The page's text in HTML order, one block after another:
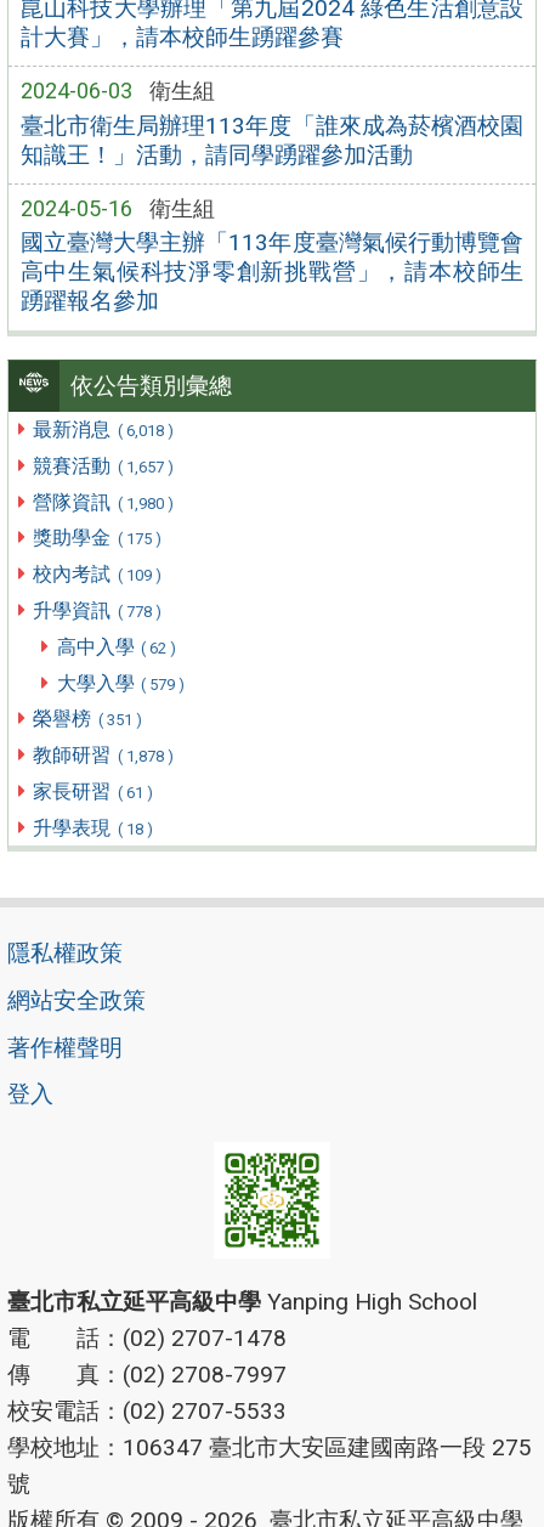
崑山科技大學辦理「第九屆2024 綠色生活創意設
計大賽」，請本校師生踴躍參賽
2024-06-03 衛生組
臺北市衛生局辦理113年度「誰來成為菸檳酒校園
知識王！」活動，請同學踴躍參加活動
2024-05-16 衛生組
國立臺灣大學主辦「113年度臺灣氣候行動博覽會
高中生氣候科技淨零創新挑戰營」，請本校師生
踴躍報名參加
依公告類別彙總
最新消息 ( 6,018 )
競賽活動 ( 1,657 )
營隊資訊 ( 1,980 )
獎助學金 ( 175 )
校內考試 ( 109 )
升學資訊 ( 778 )
高中入學 ( 62 )
大學入學 ( 579 )
榮譽榜 ( 351 )
教師研習 ( 1,878 )
家長研習 ( 61 )
升學表現 ( 18 )
隱私權政策
網站安全政策
著作權聲明
登入
臺北市私立延平高級中學 Yanping High School
電 話：(02) 2707-1478
傳 真：(02) 2708-7997
校安電話：(02) 2707-5533
學校地址：106347 臺北市大安區建國南路一段 275
號
版權所有 © 2009 - 2026 臺北市私立延平高級中學